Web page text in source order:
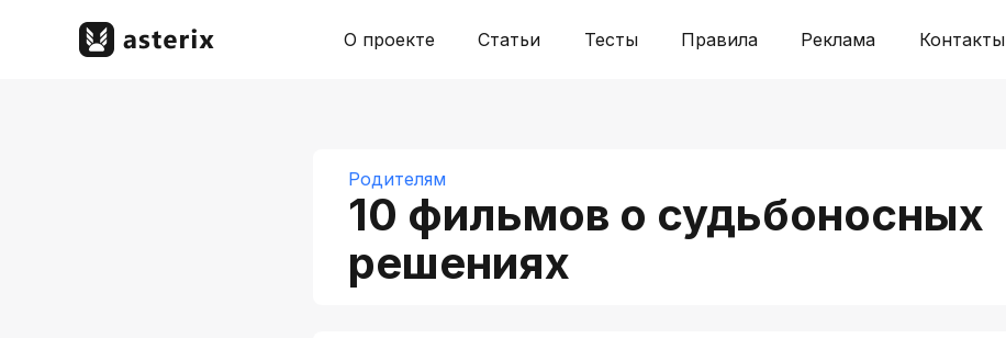
О проекте Статьи Тесты Правила Реклама Контакты
Родителям
10 фильмов о судьбоносных
решениях